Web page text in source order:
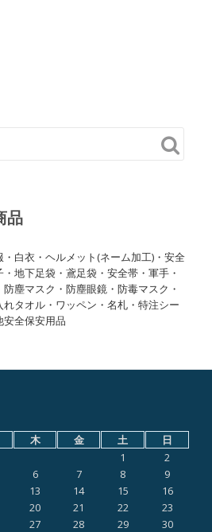
品
・白衣・ヘルメット(ネーム加工)・安全
地下足袋・鳶足袋・安全帯・軍手・
塵マスク・防塵眼鏡・防毒マスク・
タオル・ワッペン・名札・特注シー
安全保安用品
木 金 土
日
1
2
6 7 8
9
13 14 15
16
20 21 22
23
27 28 29
30